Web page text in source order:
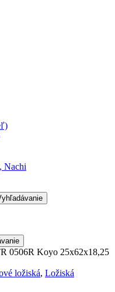
0506R Koyo 25x62x18,25
ložiská, Ložiská